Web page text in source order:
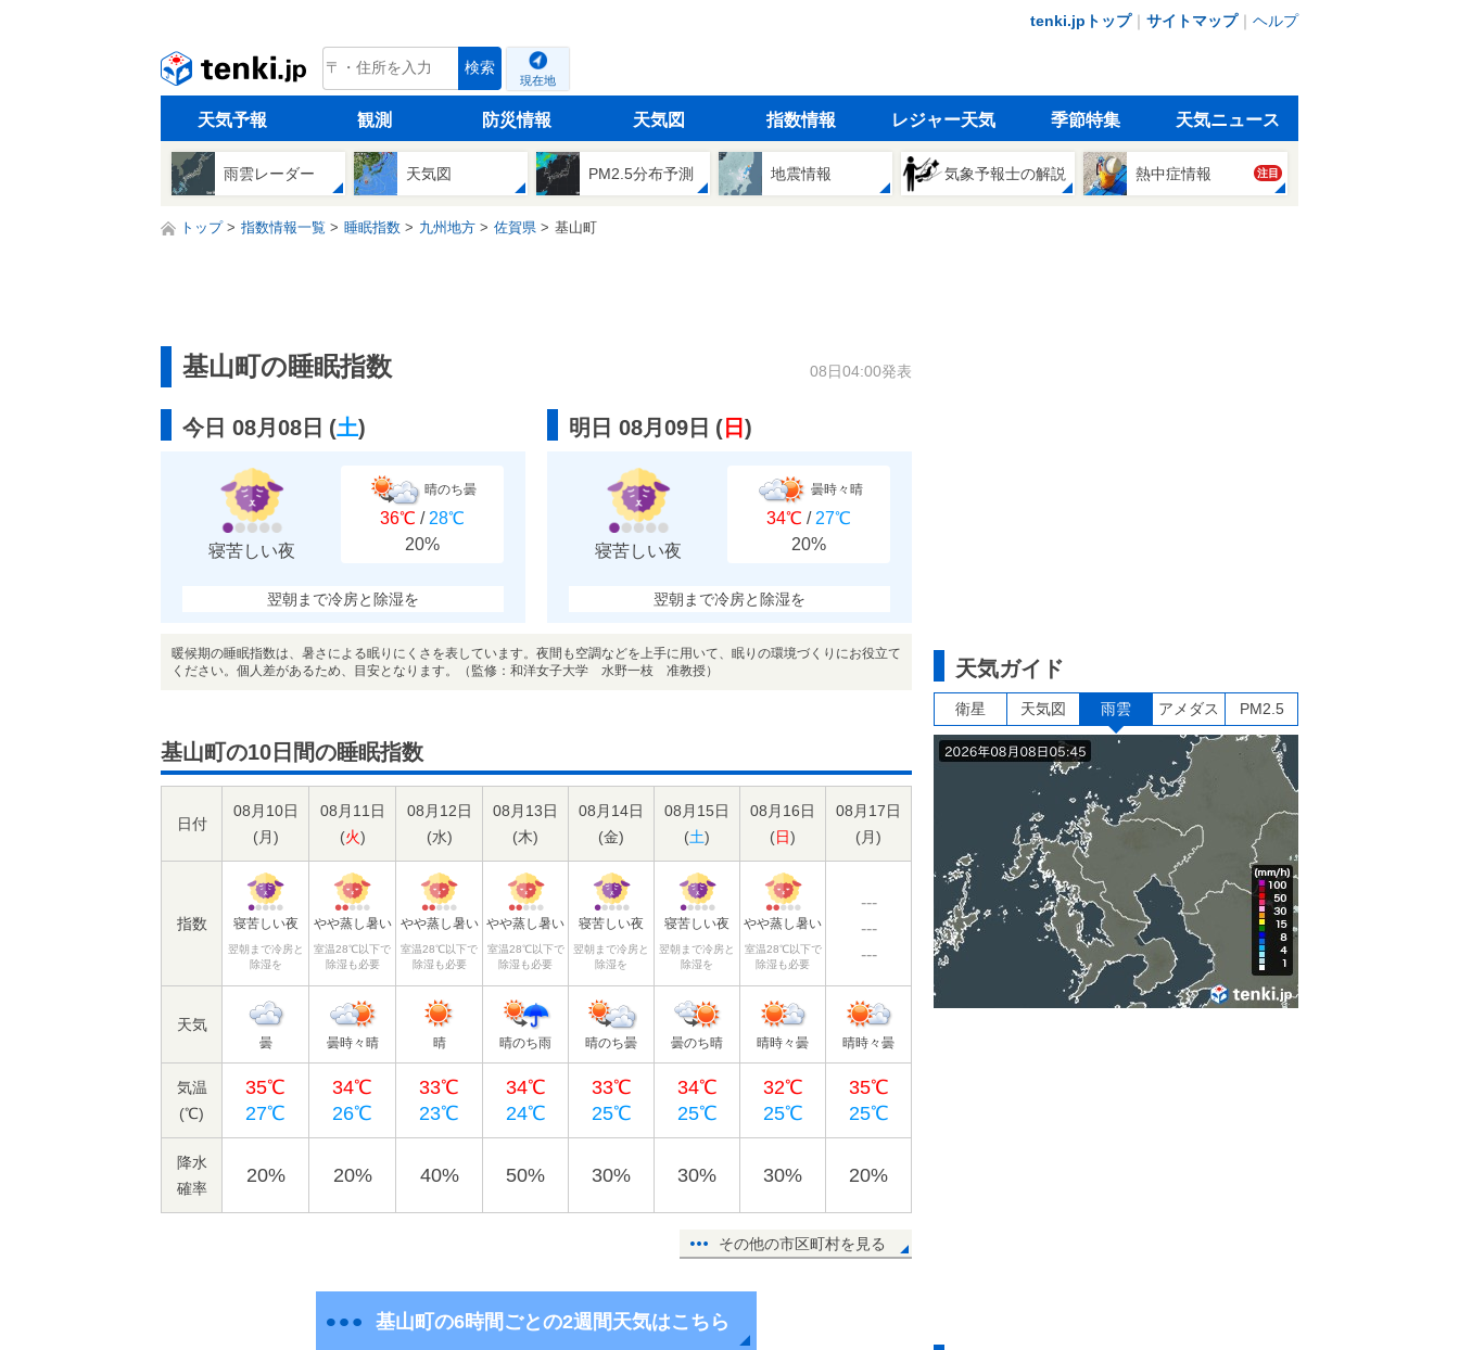
tenki.jpトップ｜ サイトマップ｜ ヘルプ
tenki.jp 検索
現在地
天気予報 観測 防災情報 天気図 指数情報 レジャー天気 季節特集 天気ニュース
雨雲レーダー 天気図 PM2.5分布予測 地震情報 気象予報士の解説 熱中症情報 注目
トップ 指数情報一覧 睡眠指数 九州地方 佐賀県 基山町
基山町の睡眠指数 08日04:00発表
今日 08月08日 (土)
寝苦しい夜
晴のち曇
36℃ / 28℃
20%
翌朝まで冷房と除湿を
明日 08月09日 ( 日 )
寝苦しい夜
曇時々晴
34℃ / 27℃
20%
翌朝まで冷房と除湿を
暖候期の睡眠指数は、暑さによる眠りにくさを表しています。夜間も空調などを上手に用いて、眠りの環境づくりにお役立て
ください。個人差があるため、目安となります。（監修：和洋女子大学 水野一枝 准教授）
基山町の10日間の睡眠指数
日付
08月10日
(月)
08月11日
(火)
08月12日
(水)
08月13日
(木)
08月14日
(金)
08月15日
(土)
08月16日
(日)
08月17日
(月)
指数 寝苦しい夜
翌朝まで冷房と
除湿を
やや蒸し暑い
室温28℃以下で
除湿も必要
やや蒸し暑い
室温28℃以下で
除湿も必要
やや蒸し暑い
室温28℃以下で
除湿も必要
寝苦しい夜
翌朝まで冷房と
除湿を
寝苦しい夜
翌朝まで冷房と
除湿を
やや蒸し暑い
室温28℃以下で
除湿も必要
---
---
---
天気
曇 曇時々晴 晴 晴のち雨 晴のち曇 曇のち晴 晴時々曇 晴時々曇
気温
(℃)
35℃
27℃
34℃
26℃
33℃
23℃
34℃
24℃
33℃
25℃
34℃
25℃
32℃
25℃
35℃
25℃
降水
確率
20% 20% 40% 50% 30% 30% 30% 20%
その他の市区町村を見る
基山町の6時間ごとの2週間天気はこちら
天気ガイド
衛星 天気図 雨雲 アメダス PM2.5